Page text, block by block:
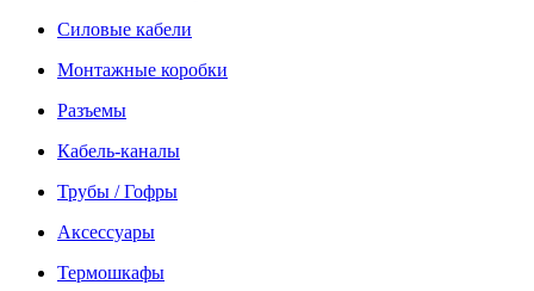
Силовые кабели
Монтажные коробки
Разъемы
Кабель-каналы
Трубы / Гофры
Аксессуары
Термошкафы